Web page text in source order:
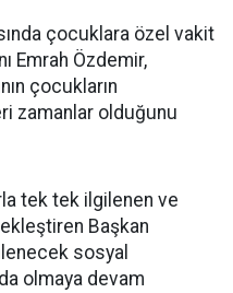
çocuklara özel vakit
Emrah Özdemir,
çocukların
zamanlar olduğunu
tek tek ilgilenen ve
Başkan
sosyal
olmaya devam